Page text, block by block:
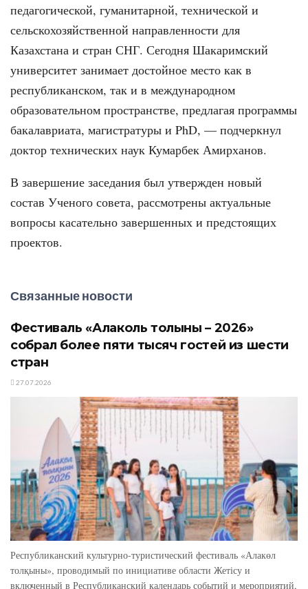
педагогической, гуманитарной, технической и
сельскохозяйственной направленности для
Казахстана и стран СНГ. Сегодня Шакаримский
университет занимает достойное место как в
республиканском, так и в международном
образовательном пространстве, предлагая программы
бакалавриата, магистратуры и PhD, — подчеркнул
доктор технических наук Кумарбек Амирханов.
В завершение заседания был утвержден новый
состав Ученого совета, рассмотрены актуальные
вопросы касательно завершенных и предстоящих
проектов.
Связанные новости
Фестиваль «Алаколь толқыны – 2026»
собрал более пяти тысяч гостей из шести
стран
27.07.2026
Республиканский культурно-туристический фестиваль «Алакөл
толқыны», проводимый по инициативе области Жетісу и
включенный в Республиканский календарь событий и мероприятий,